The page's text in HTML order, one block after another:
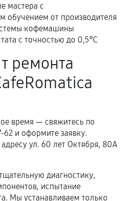
оформление
Стоимость, сроки и
отдельно и
действует
попадание влаги,
или вмешательство
деталей, если иное не
мастера с
обучением от производителя
кофемашины
с точностью до 0,5°C
ремонта
время — свяжитесь по
и оформите заявку.
ул. 60 лет Октября, 80А
диагностику,
испытание
Мы устанавливаем только